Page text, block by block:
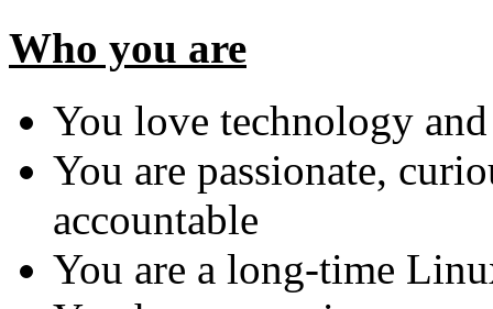
Who you are
You love technology
You are passionate,
accountable
You are a long-time